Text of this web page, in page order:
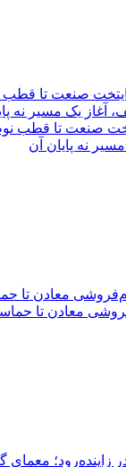
صنعت تا قطب
نه پایان آن
معادن تا